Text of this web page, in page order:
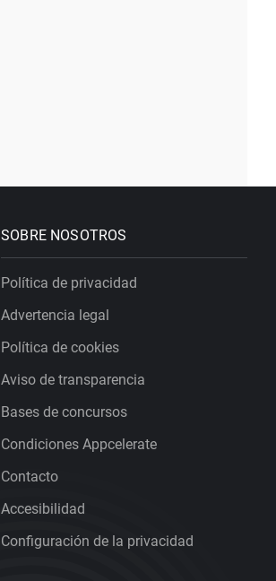
SOBRE NOSOTROS
Política de privacidad
Advertencia legal
Política de cookies
Aviso de transparencia
Bases de concursos
Condiciones Appcelerate
Contacto
Accesibilidad
Configuración de la privacidad